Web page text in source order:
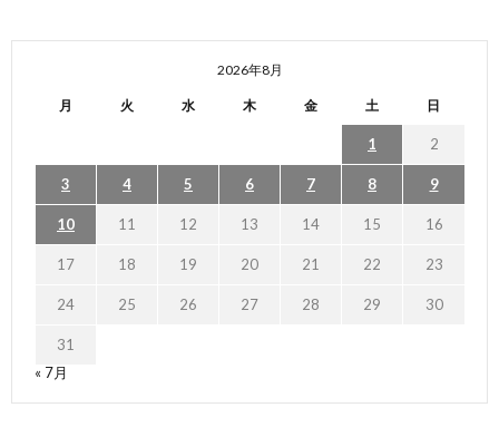
2026年8月
月 火 水 木 金 土 日
1 2
3 4 5 6 7 8 9
10 11 12 13 14 15 16
17 18 19 20 21 22 23
24 25 26 27 28 29 30
31
« 7月